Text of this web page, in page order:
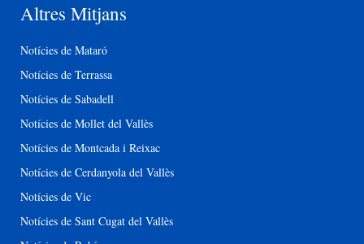
Altres Mitjans
Notícies de Mataró
Notícies de Terrassa
Notícies de Sabadell
Notícies de Mollet del Vallès
Notícies de Montcada i Reixac
Notícies de Cerdanyola del Vallès
Notícies de Vic
Notícies de Sant Cugat del Vallès